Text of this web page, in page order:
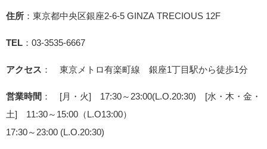
住所 ：東京都中央区銀座2-6-5 GINZA TRECIOUS 12F
TEL ：03-3535-6667
アクセス ： 東京メトロ有楽町線 銀座1丁目駅から徒歩1分
営業時間 ： [月・火] 17:30～23:00(L.O.20:30) [水・木・金・
土] 11:30～15:00（L.O13:00）
17:30～23:00 (L.O.20:30)